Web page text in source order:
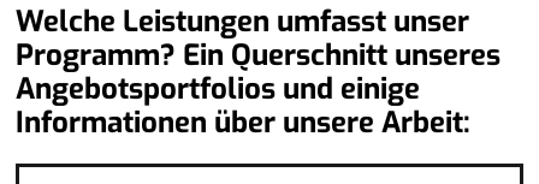
Welche Leistungen umfasst unser
Programm? Ein Querschnitt unseres
Angebotsportfolios und einige
Informationen über unsere Arbeit: